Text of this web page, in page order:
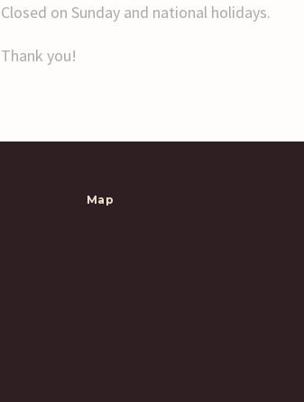
Closed on Sunday and national holidays.
Thank you!
Map